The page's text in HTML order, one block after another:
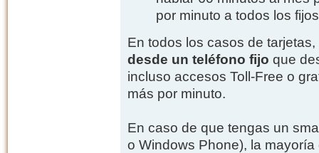
por minuto a todos los
En todos los casos de tarjetas,
desde un teléfono fijo que
incluso accesos Toll-Free o
más por minuto.
En caso de que tengas un
o Windows Phone), la